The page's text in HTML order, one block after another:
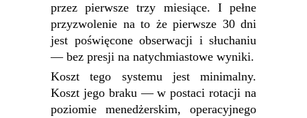
przez pierwsze trzy miesiące. I pełne
przyzwolenie na to że pierwsze 30 dni
jest poświęcone obserwacji i słuchaniu
— bez presji na natychmiastowe wyniki.
Koszt tego systemu jest minimalny.
Koszt jego braku — w postaci rotacji na
poziomie menedżerskim, operacyjnego